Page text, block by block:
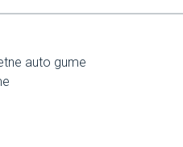
auto gume